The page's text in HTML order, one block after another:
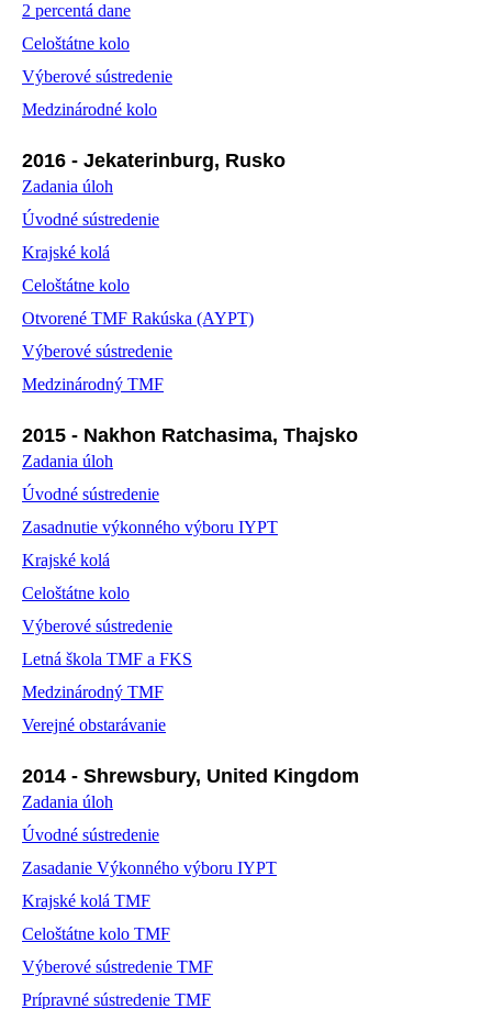
2 percentá dane
Celoštátne kolo
Výberové sústredenie
Medzinárodné kolo
2016 - Jekaterinburg, Rusko
Zadania úloh
Úvodné sústredenie
Krajské kolá
Celoštátne kolo
Otvorené TMF Rakúska (AYPT)
Výberové sústredenie
Medzinárodný TMF
2015 - Nakhon Ratchasima, Thajsko
Zadania úloh
Úvodné sústredenie
Zasadnutie výkonného výboru IYPT
Krajské kolá
Celoštátne kolo
Výberové sústredenie
Letná škola TMF a FKS
Medzinárodný TMF
Verejné obstarávanie
2014 - Shrewsbury, United Kingdom
Zadania úloh
Úvodné sústredenie
Zasadanie Výkonného výboru IYPT
Krajské kolá TMF
Celoštátne kolo TMF
Výberové sústredenie TMF
Prípravné sústredenie TMF